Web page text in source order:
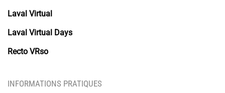
Laval Virtual
Laval Virtual Days
Recto VRso
INFORMATIONS PRATIQUES